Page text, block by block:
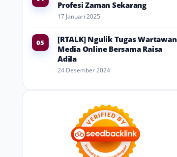
Profesi Zaman Sekarang
17 Januari 2025
05
[RTALK] Ngulik Tugas Wartawan
Media Online Bersama Raisa
Adila
24 Desember 2024